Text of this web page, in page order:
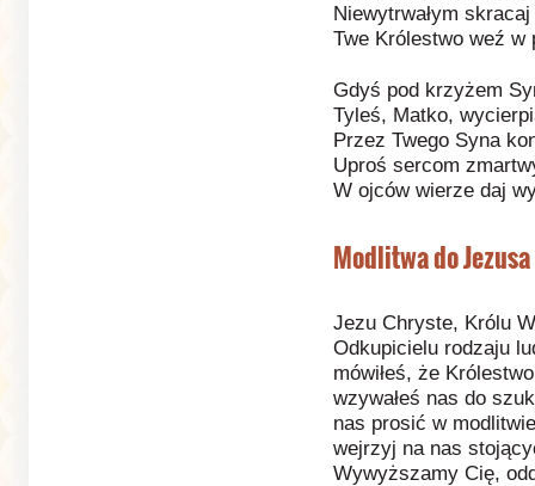
Niewytrwałym
Twe Królestwo weź w
Gdyś pod krzyżem
Tyleś, Matko,
Przez Twego Syna
Uproś sercom
W ojców wierze daj
Modlitwa do
Jezu Chryste, Królu
Odkupicielu rodzaju
mówiłeś, że
wzywałeś nas do
nas prosić w
wejrzyj na nas
Wywyższamy Cię,